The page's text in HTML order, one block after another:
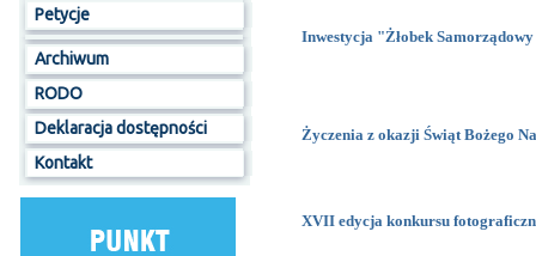
Petycje
Archiwum
RODO
Deklaracja dostępności
Kontakt
Inwestycja "Żłobek
Życzenia z okazji Świąt Bożego
XVII edycja konkursu